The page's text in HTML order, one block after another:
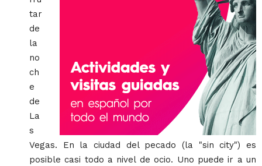
tar
de
la
no
ch
e
de
La
s
Vegas. En la ciudad del pecado (la "sin city") es
posible casi todo a nivel de ocio. Uno puede ir a un